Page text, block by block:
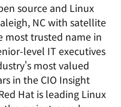
source and Linux
NC with satellite
most trusted name in
level IT executives
most valued
in the CIO Insight
Hat is leading Linux